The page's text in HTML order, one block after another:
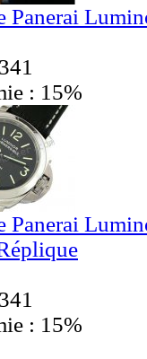
Panerai
: 15%
Panerai
: 15%